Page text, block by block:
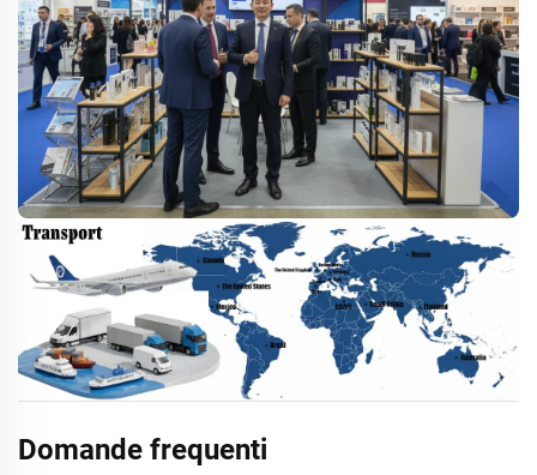
Domande frequenti